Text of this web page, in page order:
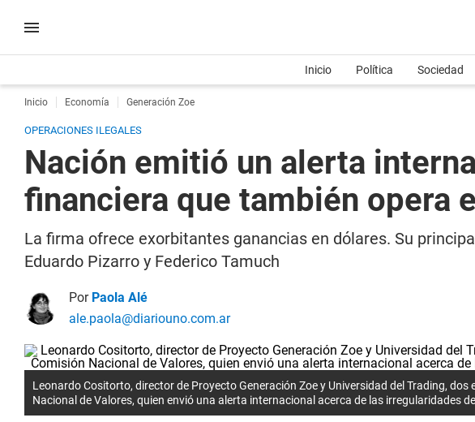
Inicio Política Sociedad
Inicio Economía Generación Zoe
OPERACIONES ILEGALES
Nación emitió un alerta
financiera que también opera
La firma ofrece exorbitantes ganancias en dólares. Su
Eduardo Pizarro y Federico Tamuch
Por Paola Alé
ale.paola@diariouno.com.ar
Leonardo Cositorto, director de Proyecto Generación Zoe y Universidad del Trading,
Nacional de Valores, quien envió una alerta internacional acerca de las irregularidades